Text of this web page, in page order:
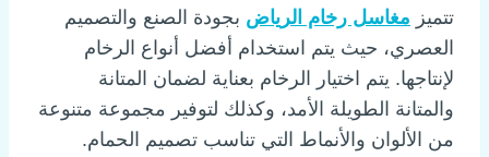
تتميز مغاسل رخام الرياض بجودة الصنع والتصميم
العصري، حيث يتم استخدام أفضل أنواع الرخام
لإنتاجها. يتم اختيار الرخام بعناية لضمان المتانة
والمتانة الطويلة الأمد، وكذلك لتوفير مجموعة متنوعة
من الألوان والأنماط التي تناسب تصميم الحمام.